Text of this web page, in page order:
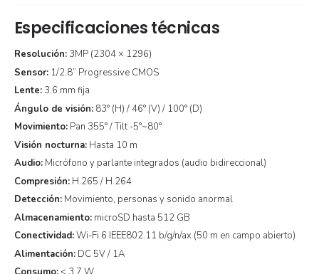
Especificaciones técnicas
Resolución:3MP (2304 × 1296)
Sensor:1/2.8” Progressive CMOS
Lente:3.6 mm fija
Ángulo de visión:83° (H) / 46° (V) / 100° (D)
Movimiento:Pan 355° / Tilt -5°~80°
Visión nocturna:Hasta 10 m
Audio:Micrófono y parlante integrados (audio bidireccional)
Compresión:H.265 / H.264
Detección:Movimiento, personas y sonido anormal
Almacenamiento:microSD hasta 512 GB
Conectividad:Wi-Fi 6 IEEE802.11 b/g/n/ax (50 m en campo abierto)
Alimentación:DC 5V / 1A